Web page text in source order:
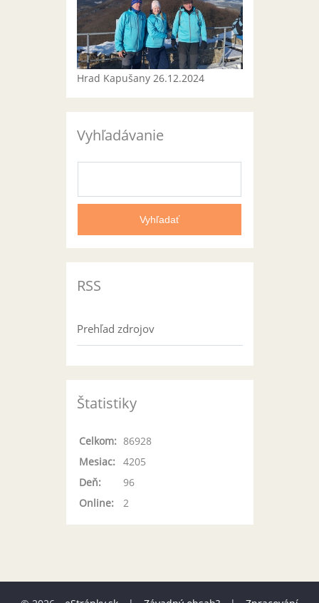
Hrad Kapušany 26.12.2024
Vyhľadávanie
RSS
Prehľad zdrojov
Štatistiky
Online: 2
Celkom: 86928
Mesiac:
4205
Deň:
96